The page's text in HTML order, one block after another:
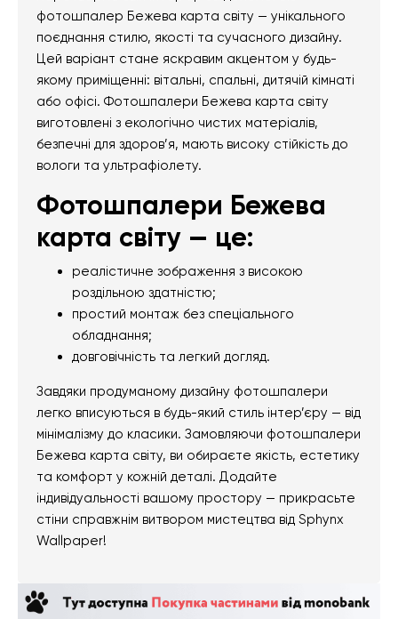
фотошпалер Бежева карта світу — унікального
поєднання стилю, якості та сучасного дизайну.
Цей варіант стане яскравим акцентом у будь-
якому приміщенні: вітальні, спальні, дитячій кімнаті
або офісі. Фотошпалери Бежева карта світу
виготовлені з екологічно чистих матеріалів,
безпечні для здоров’я, мають високу стійкість до
вологи та ультрафіолету.
Фотошпалери Бежева
карта світу — це:
реалістичне зображення з високою
роздільною здатністю;
простий монтаж без спеціального
обладнання;
довговічність та легкий догляд.
Завдяки продуманому дизайну фотошпалери
легко вписуються в будь-який стиль інтер’єру — від
мінімалізму до класики. Замовляючи фотошпалери
Бежева карта світу, ви обираєте якість, естетику
та комфорт у кожній деталі. Додайте
індивідуальності вашому простору — прикрасьте
стіни справжнім витвором мистецтва від Sphynx
Wallpaper!